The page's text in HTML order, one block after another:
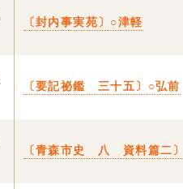
〔封内事実苑〕○津軽
〔要記祕鑑 三十五〕○弘前
〔青森市史 八 資料篇二〕